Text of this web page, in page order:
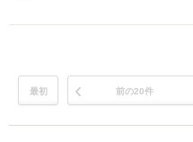
最初 前の20件